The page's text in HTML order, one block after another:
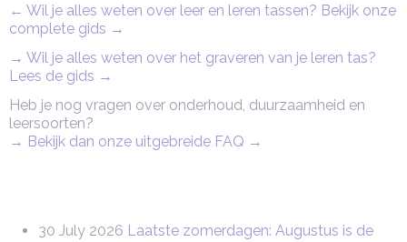
← Wil je alles weten over leer en leren tassen? Bekijk onze
complete gids →
→ Wil je alles weten over het graveren van je leren tas?
Lees de gids →
Heb je nog vragen over onderhoud, duurzaamheid en
leersoorten?
→ Bekijk dan onze uitgebreide FAQ →
30 July 2026 Laatste zomerdagen: Augustus is de